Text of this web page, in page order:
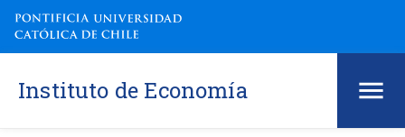
Instituto de Economía